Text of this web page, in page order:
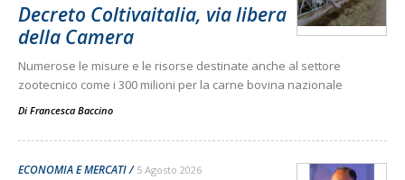
Decreto Coltivaitalia, via libera
della Camera
Numerose le misure e le risorse destinate anche al settore
zootecnico come i 300 milioni per la carne bovina nazionale
Di Francesca Baccino
ECONOMIA E MERCATI 5 Agosto 2026